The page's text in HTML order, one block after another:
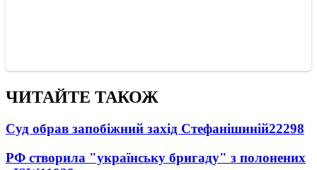
ЧИТАЙТЕ ТАКОЖ
Суд обрав запобіжний захід Стефанішиній22298
РФ створила "українську бригаду" з полонених